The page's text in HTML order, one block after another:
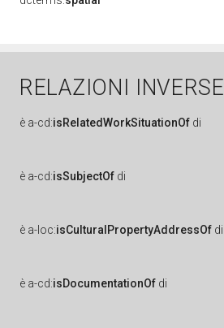
RELAZIONI INVERSE
è a-cd:isRelatedWorkSituationOf di
è a-cd:isSubjectOf di
è a-loc:isCulturalPropertyAddressOf di
è a-cd:isDocumentationOf di